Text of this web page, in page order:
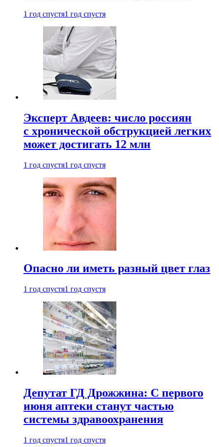
1 год спустя1 год спустя
Эксперт Авдеев: число россиян
с хронической обструкцией легких
может достигать 12 млн
1 год спустя1 год спустя
Опасно ли иметь разный цвет глаз
1 год спустя1 год спустя
Депутат ГД Дрожжина: С первого
июня аптеки станут частью
системы здравоохранения
1 год спустя1 год спустя